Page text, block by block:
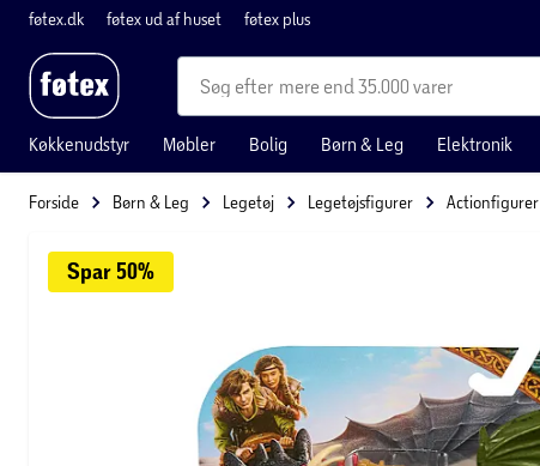
føtex.dk føtex ud af huset føtex plus
mere end 35.000 varer
Køkkenudstyr Møbler Bolig Børn & Leg Elektronik
Forside Børn & Leg Legetøj Legetøjsfigurer Actionfigurer
Spar 50%